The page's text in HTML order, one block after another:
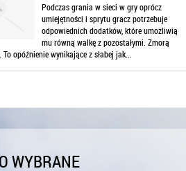
Podczas grania w sieci w gry oprócz
umiejętności i sprytu gracz potrzebuje
odpowiednich dodatków, które umożliwią
mu równą walkę z pozostałymi. Zmorą
opóźnienie wynikające z słabej jak...
WYBRANE